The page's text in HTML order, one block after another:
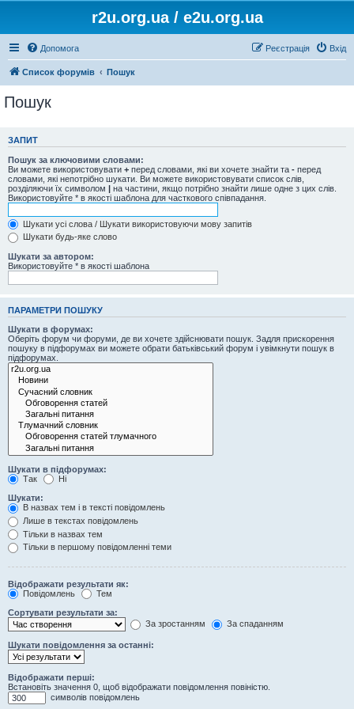
r2u.org.ua / e2u.org.ua
Допомога Вхід
Реєстрація
Список форумів Пошук
Пошук
ЗАПИТ
Пошук за ключовими словами:
Ви можете використовувати + перед словами, які ви хочете знайти та - перед
словами, які непотрібно шукати. Ви можете використовувати список слів,
розділяючи їх символом | на частини, якщо потрібно знайти лише одне з цих слів.
Використовуйте * в якості шаблона для часткового співпадання.
Шукати усі слова / Шукати використовуючи мову запитів
Шукати будь-яке слово
Шукати за автором:
Використовуйте * в якості шаблона
ПАРАМЕТРИ ПОШУКУ
Шукати в форумах:
Оберіть форум чи форуми, де ви хочете здійснювати пошук. Задля прискорення
пошуку в підфорумах ви можете обрати батьківський форум і увімкнути пошук в
підфорумах.
Шукати в підфорумах:
Так
Ні
Шукати:
В назвах тем і в тексті повідомлень
Лише в текстах повідомлень
Тільки в назвах тем
Тільки в першому повідомленні теми
Відображати результати як:
Повідомлень
Тем
Сортувати результати за:
За зростанням
За спаданням
Шукати повідомлення за останні:
Відображати перші:
Встановіть значення 0, щоб відображати повідомлення повіністю.
символів повідомлень